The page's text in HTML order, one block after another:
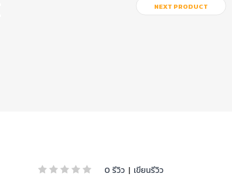
NEXT PRODUCT
0 รีวิว | เขียนรีวิว